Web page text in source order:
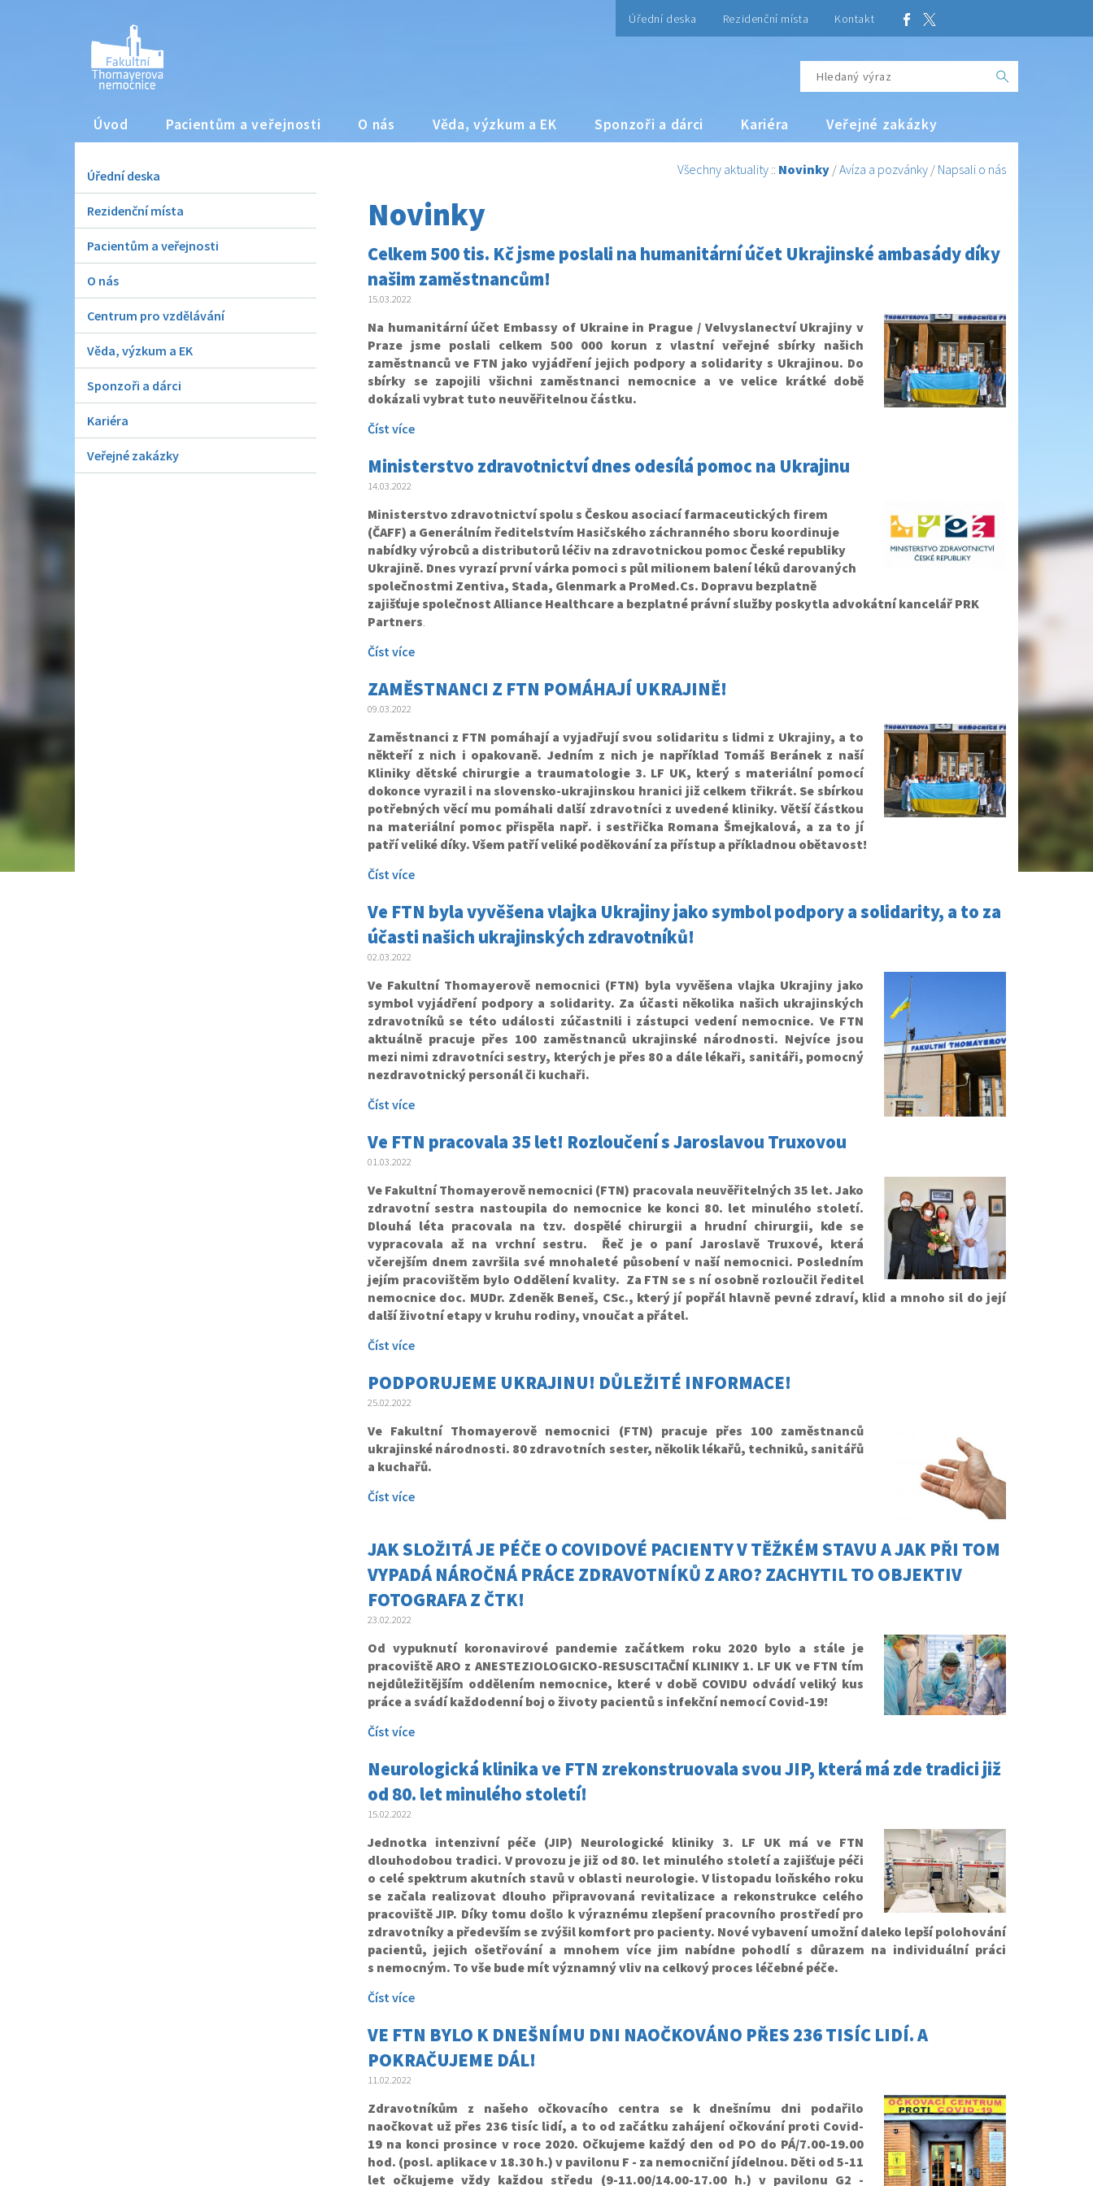
Úřední deska Rezidenční místa Kontakt
Úvod Pacientům a veřejnosti O nás Věda, výzkum a EK Sponzoři a dárci Kariéra Veřejné zakázky
Úřední deska
Rezidenční místa
Pacientům a veřejnosti
O nás
Centrum pro vzdělávání
Věda, výzkum a EK
Sponzoři a dárci
Kariéra
Veřejné zakázky
Všechny aktuality :: Novinky /Avíza a pozvánky / Napsali o nás
Novinky
Celkem 500 tis. Kč jsme poslali na humanitární účet Ukrajinské ambasády díky
našim zaměstnancům!
15.03.2022
Na humanitární účet Embassy of Ukraine in Prague / Velvyslanectví Ukrajiny v
Praze jsme poslali celkem 500 000 korun z vlastní veřejné sbírky našich
zaměstnanců ve FTN jako vyjádření jejich podpory a solidarity s Ukrajinou. Do
sbírky se zapojili všichni zaměstnanci nemocnice a ve velice krátké době
dokázali vybrat tuto neuvěřitelnou částku.
Číst více
Ministerstvo zdravotnictví dnes odesílá pomoc na Ukrajinu
14.03.2022
Ministerstvo zdravotnictví spolu s Českou asociací farmaceutických firem
(ČAFF) a Generálním ředitelstvím Hasičského záchranného sboru koordinuje
nabídky výrobců a distributorů léčiv na zdravotnickou pomoc České republiky
Ukrajině. Dnes vyrazí první várka pomoci s půl milionem balení léků darovaných
společnostmi Zentiva, Stada, Glenmark a ProMed.Cs. Dopravu bezplatně
zajišťuje společnost Alliance Healthcare a bezplatné právní služby poskytla advokátní kancelář PRK
Partners.
Číst více
ZAMĚSTNANCI Z FTN POMÁHAJÍ UKRAJINĚ!
09.03.2022
Zaměstnanci z FTN pomáhají a vyjadřují svou solidaritu s lidmi z Ukrajiny, a to
někteří z nich i opakovaně. Jedním z nich je například Tomáš Beránek z naší
Kliniky dětské chirurgie a traumatologie 3. LF UK, který s materiální pomocí
dokonce vyrazil i na slovensko-ukrajinskou hranici již celkem třikrát. Se sbírkou
potřebných věcí mu pomáhali další zdravotníci z uvedené kliniky. Větší částkou
na materiální pomoc přispěla např. i sestřička Romana Šmejkalová, a za to jí
patří veliké díky. Všem patří veliké poděkování za přístup a příkladnou obětavost!
Číst více
Ve FTN byla vyvěšena vlajka Ukrajiny jako symbol podpory a solidarity, a to za
účasti našich ukrajinských zdravotníků!
02.03.2022
Ve Fakultní Thomayerově nemocnici (FTN) byla vyvěšena vlajka Ukrajiny jako
symbol vyjádření podpory a solidarity. Za účasti několika našich ukrajinských
zdravotníků se této události zúčastnili i zástupci vedení nemocnice. Ve FTN
aktuálně pracuje přes 100 zaměstnanců ukrajinské národnosti. Nejvíce jsou
mezi nimi zdravotníci sestry, kterých je přes 80 a dále lékaři, sanitáři, pomocný
nezdravotnický personál či kuchaři.
Číst více
Ve FTN pracovala 35 let! Rozloučení s Jaroslavou Truxovou
01.03.2022
Ve Fakultní Thomayerově nemocnici (FTN) pracovala neuvěřitelných 35 let. Jako
zdravotní sestra nastoupila do nemocnice ke konci 80. let minulého století.
Dlouhá léta pracovala na tzv. dospělé chirurgii a hrudní chirurgii, kde se
vypracovala až na vrchní sestru. Řeč je o paní Jaroslavě Truxové, která
včerejším dnem završila své mnohaleté působení v naší nemocnici. Posledním
jejím pracovištěm bylo Oddělení kvality. Za FTN se s ní osobně rozloučil ředitel
nemocnice doc. MUDr. Zdeněk Beneš, CSc., který jí popřál hlavně pevné zdraví, klid a mnoho sil do její
další životní etapy v kruhu rodiny, vnoučat a přátel.
Číst více
PODPORUJEME UKRAJINU! DŮLEŽITÉ INFORMACE!
25.02.2022
Ve Fakultní Thomayerově nemocnici (FTN) pracuje přes 100 zaměstnanců
ukrajinské národnosti. 80 zdravotních sester, několik lékařů, techniků, sanitářů
a kuchařů.
Číst více
JAK SLOŽITÁ JE PÉČE O COVIDOVÉ PACIENTY V TĚŽKÉM STAVU A JAK PŘI TOM
VYPADÁ NÁROČNÁ PRÁCE ZDRAVOTNÍKŮ Z ARO? ZACHYTIL TO OBJEKTIV
FOTOGRAFA Z ČTK!
23.02.2022
Od vypuknutí koronavirové pandemie začátkem roku 2020 bylo a stále je
pracoviště ARO z ANESTEZIOLOGICKO-RESUSCITAČNÍ KLINIKY 1. LF UK ve FTN tím
nejdůležitějším oddělením nemocnice, které v době COVIDU odvádí veliký kus
práce a svádí každodenní boj o životy pacientů s infekční nemocí Covid-19!
Číst více
Neurologická klinika ve FTN zrekonstruovala svou JIP, která má zde tradici již
od 80. let minulého století!
15.02.2022
Jednotka intenzivní péče (JIP) Neurologické kliniky 3. LF UK má ve FTN
dlouhodobou tradici. V provozu je již od 80. let minulého století a zajišťuje péči
o celé spektrum akutních stavů v oblasti neurologie. V listopadu loňského roku
se začala realizovat dlouho připravovaná revitalizace a rekonstrukce celého
pracoviště JIP. Díky tomu došlo k výraznému zlepšení pracovního prostředí pro
zdravotníky a především se zvýšil komfort pro pacienty. Nové vybavení umožní daleko lepší polohování
pacientů, jejich ošetřování a mnohem více jim nabídne pohodlí s důrazem na individuální práci
s nemocným. To vše bude mít významný vliv na celkový proces léčebné péče.
Číst více
VE FTN BYLO K DNEŠNÍMU DNI NAOČKOVÁNO PŘES 236 TISÍC LIDÍ. A
POKRAČUJEME DÁL!
11.02.2022
Zdravotníkům z našeho očkovacího centra se k dnešnímu dni podařilo
naočkovat už přes 236 tisíc lidí, a to od začátku zahájení očkování proti Covid-
19 na konci prosince v roce 2020. Očkujeme každý den od PO do PÁ/7.00-19.00
hod. (posl. aplikace v 18.30 h.) v pavilonu F - za nemocniční jídelnou. Děti od 5-11
let očkujeme vždy každou středu (9-11.00/14.00-17.00 h.) v pavilonu G2 -